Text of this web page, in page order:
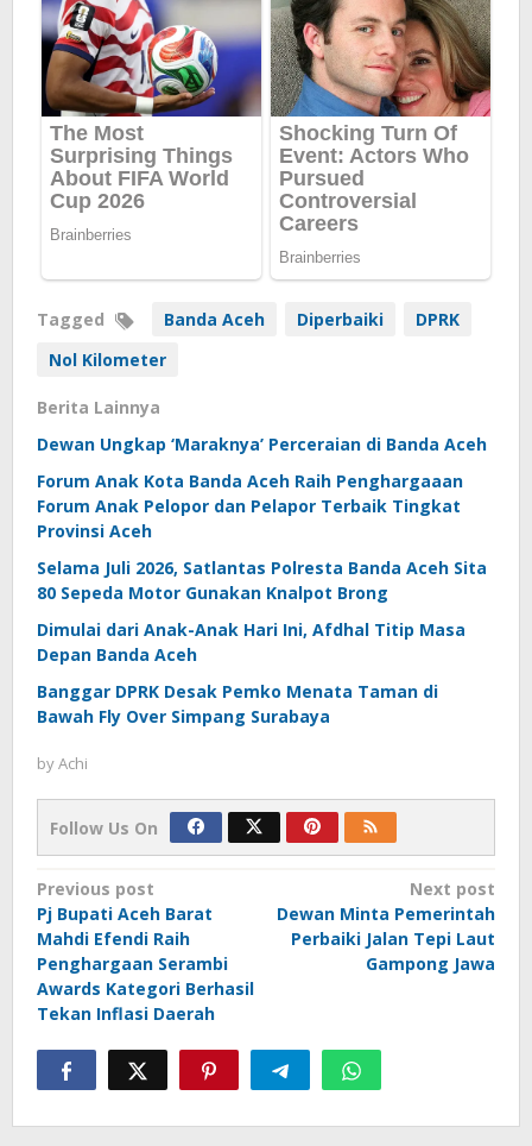
Tagged Banda Aceh Diperbaiki
DPRK
Nol Kilometer
Berita Lainnya
Dewan Ungkap ‘Maraknya’ Perceraian di Banda Aceh
Forum Anak Kota Banda Aceh Raih Penghargaaan
Forum Anak Pelopor dan Pelapor Terbaik Tingkat
Provinsi Aceh
Selama Juli 2026, Satlantas Polresta Banda Aceh Sita
80 Sepeda Motor Gunakan Knalpot Brong
Dimulai dari Anak-Anak Hari Ini, Afdhal Titip Masa
Depan Banda Aceh
Banggar DPRK Desak Pemko Menata Taman di
Bawah Fly Over Simpang Surabaya
byAchi
Follow Us On
Post
navigation
Previous post
Pj Bupati Aceh Barat
Mahdi Efendi Raih
Penghargaan Serambi
Awards Kategori Berhasil
Tekan Inflasi Daerah
Next post
Dewan Minta Pemerintah
Perbaiki Jalan Tepi Laut
Gampong Jawa